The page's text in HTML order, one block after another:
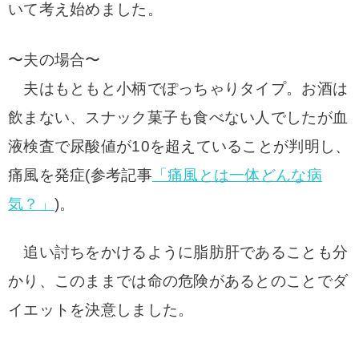
いて考え始めました。
〜夫の場合〜
夫はもともと小柄でぽっちゃりタイプ。お酒は
飲まない、スナック菓子も食べない人でしたが血
液検査で尿酸値が10を超えていることが判明し、
痛風を発症(参考記事「痛風とは一体どんな病
気？」 )。
追い討ちをかけるように脂肪肝であることも分
かり、このままでは命の危険があるとのことでダ
イエットを決意しました。